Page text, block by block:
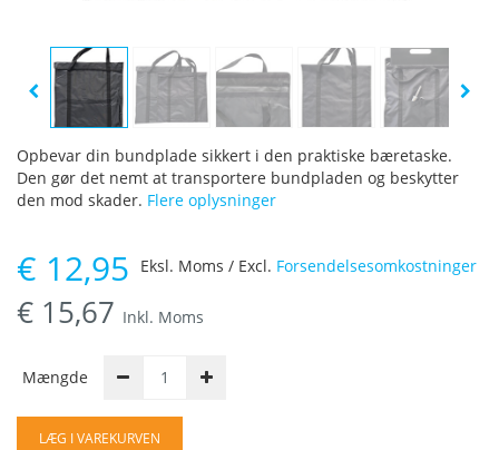
Opbevar din bundplade sikkert i den praktiske bæretaske.
Den gør det nemt at transportere bundpladen og beskytter
den mod skader. Flere oplysninger
€ 12,95
€ 15,67 Inkl. Moms
Eksl. Moms / Excl. Forsendelsesomkostninger
Mængde
LÆG I VAREKURVEN